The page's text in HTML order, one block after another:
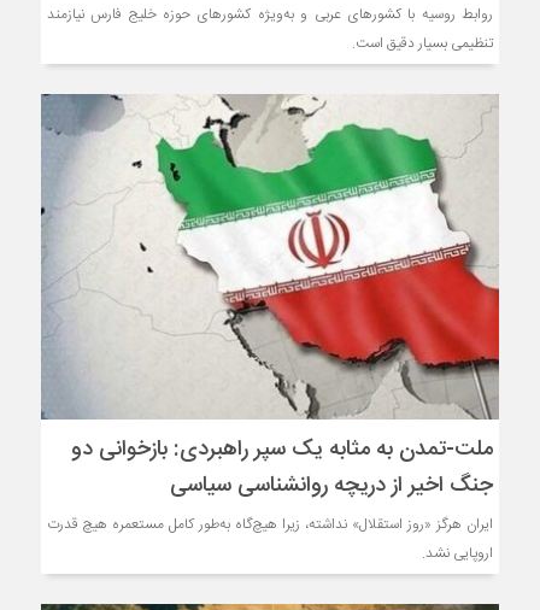
روابط روسیه با کشورهای عربی و به‌ویژه کشورهای حوزه خلیج فارس نیازمند
تنظیمی بسیار دقیق است.
ملت-تمدن به مثابه یک سپر راهبردی: بازخوانی دو
جنگ اخیر از دریچه روانشناسی سیاسی
ایران هرگز «روز استقلال» نداشته، زیرا هیچ‌گاه به‌طور کامل مستعمره هیچ قدرت
اروپایی نشد.